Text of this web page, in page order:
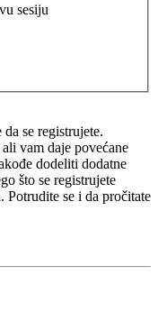
sesiju
se registrujete.
vam daje povećane
dodeliti dodatne
što se registrujete
Potrudite se i da pročitate